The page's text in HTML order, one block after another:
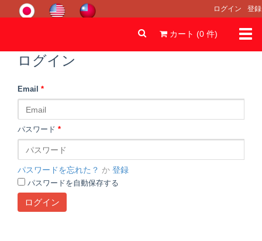
ログイン 登録
カート (0 件)
ログイン
Email *
パスワード *
パスワードを忘れた？ か 登録
パスワードを自動保存する
ログイン